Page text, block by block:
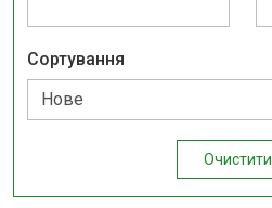
Сортування
Очистити